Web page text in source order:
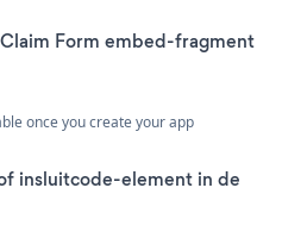
Form embed-fragment
once you create your app
insluitcode-element in de